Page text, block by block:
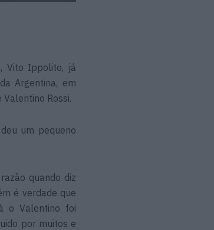
Vito Ippolito, já
Argentina, em
Rossi.
um pequeno
quando diz
é verdade que
o Valentino foi
por muitos e